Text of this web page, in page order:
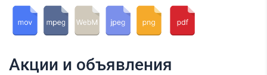
Акции и объявления